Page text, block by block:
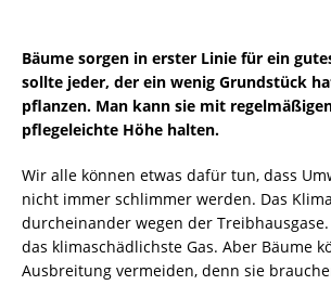
Bäume sorgen in erster Linie für ein
sollte jeder, der ein wenig Grundstück
pflanzen. Man kann sie mit
pflegeleichte Höhe halten.
Wir alle können etwas dafür tun, dass
nicht immer schlimmer werden. Das
durcheinander wegen der Treibhausgase.
das klimaschädlichste Gas. Aber Bäume
Ausbreitung vermeiden, denn sie